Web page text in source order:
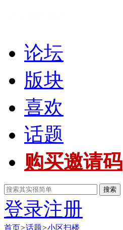
论坛
版块
喜欢
话题
购买邀请码
搜索
登录注册
首页>话题>小区扫楼